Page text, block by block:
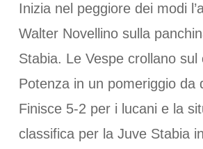
Inizia nel peggiore dei modi
Walter Novellino sulla
Stabia. Le Vespe crollano sul
Potenza in un pomeriggio da
Finisce 5-2 per i lucani e la
classifica per la Juve Stabia